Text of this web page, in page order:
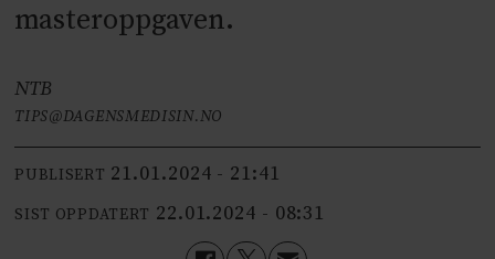
masteroppgaven.
NTB
TIPS@DAGENSMEDISIN.NO
PUBLISERT 21.01.2024 - 21:41
SIST OPPDATERT 22.01.2024 - 08:31